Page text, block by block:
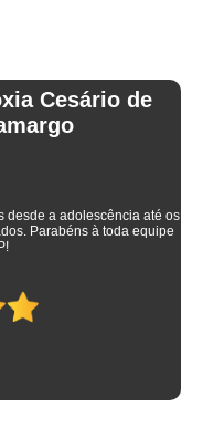
Cesário de
desde a adolescência até os
Parabéns à toda equipe